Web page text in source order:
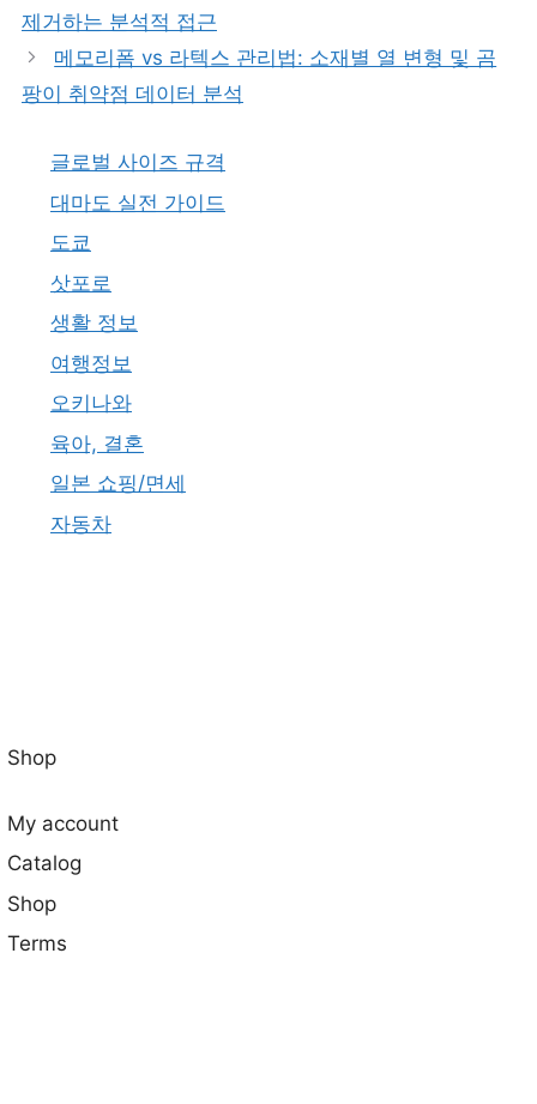
제거하는 분석적 접근
메모리폼 vs 라텍스 관리법: 소재별 열 변형 및 곰
팡이 취약점 데이터 분석
글로벌 사이즈 규격
대마도 실전 가이드
도쿄
삿포로
생활 정보
여행정보
오키나와
육아, 결혼
일본 쇼핑/면세
자동차
Shop
My account
Catalog
Shop
Terms